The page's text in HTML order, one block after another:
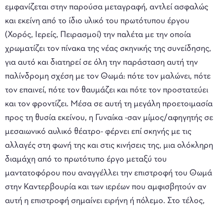
εμφανίζεται στην παρούσα μεταγραφή, αντλεί ασφαλώς
και εκείνη από το ίδιο υλικό του πρωτότυπου έργου
(Χορός, Ιερείς, Πειρασμοί) την παλέτα με την οποία
χρωματίζει τον πίνακα της νέας σκηνικής της συνείδησης,
για αυτό και διατηρεί σε όλη την παράσταση αυτή την
παλίνδρομη σχέση με τον Θωμά: πότε τον μαλώνει, πότε
τον επαινεί, πότε τον θαυμάζει και πότε τον προστατεύει
και τον φροντίζει. Μέσα σε αυτή τη μεγάλη προετοιμασία
προς τη θυσία εκείνου, η Γυναίκα -σαν μίμος/αφηγητής σε
μεσαιωνικό αυλικό θέατρο- φέρνει επί σκηνής με τις
αλλαγές στη φωνή της και στις κινήσεις της, μια ολόκληρη
διαμάχη από το πρωτότυπο έργο μεταξύ του
μαντατοφόρου που αναγγέλλει την επιστροφή του Θωμά
στην Καντερβουρία και των ιερέων που αμφισβητούν αν
αυτή η επιστροφή σημαίνει ειρήνη ή πόλεμο. Στο τέλος,